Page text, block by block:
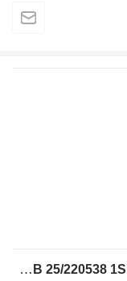
عجلة مشط التبن JCB 25/220538 1SHX15467-03H 180909 لـ حفارة JCB JS130W